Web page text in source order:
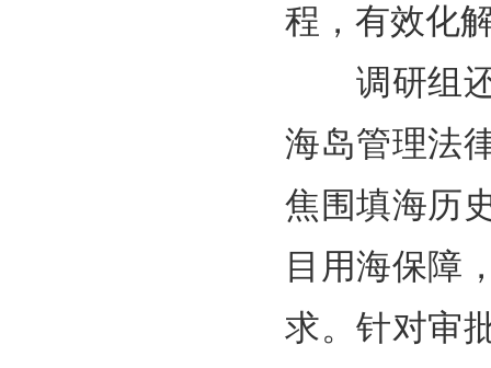
程，有效化
调研组还
海岛管理法
焦围填海历
目用海保障
求。针对审